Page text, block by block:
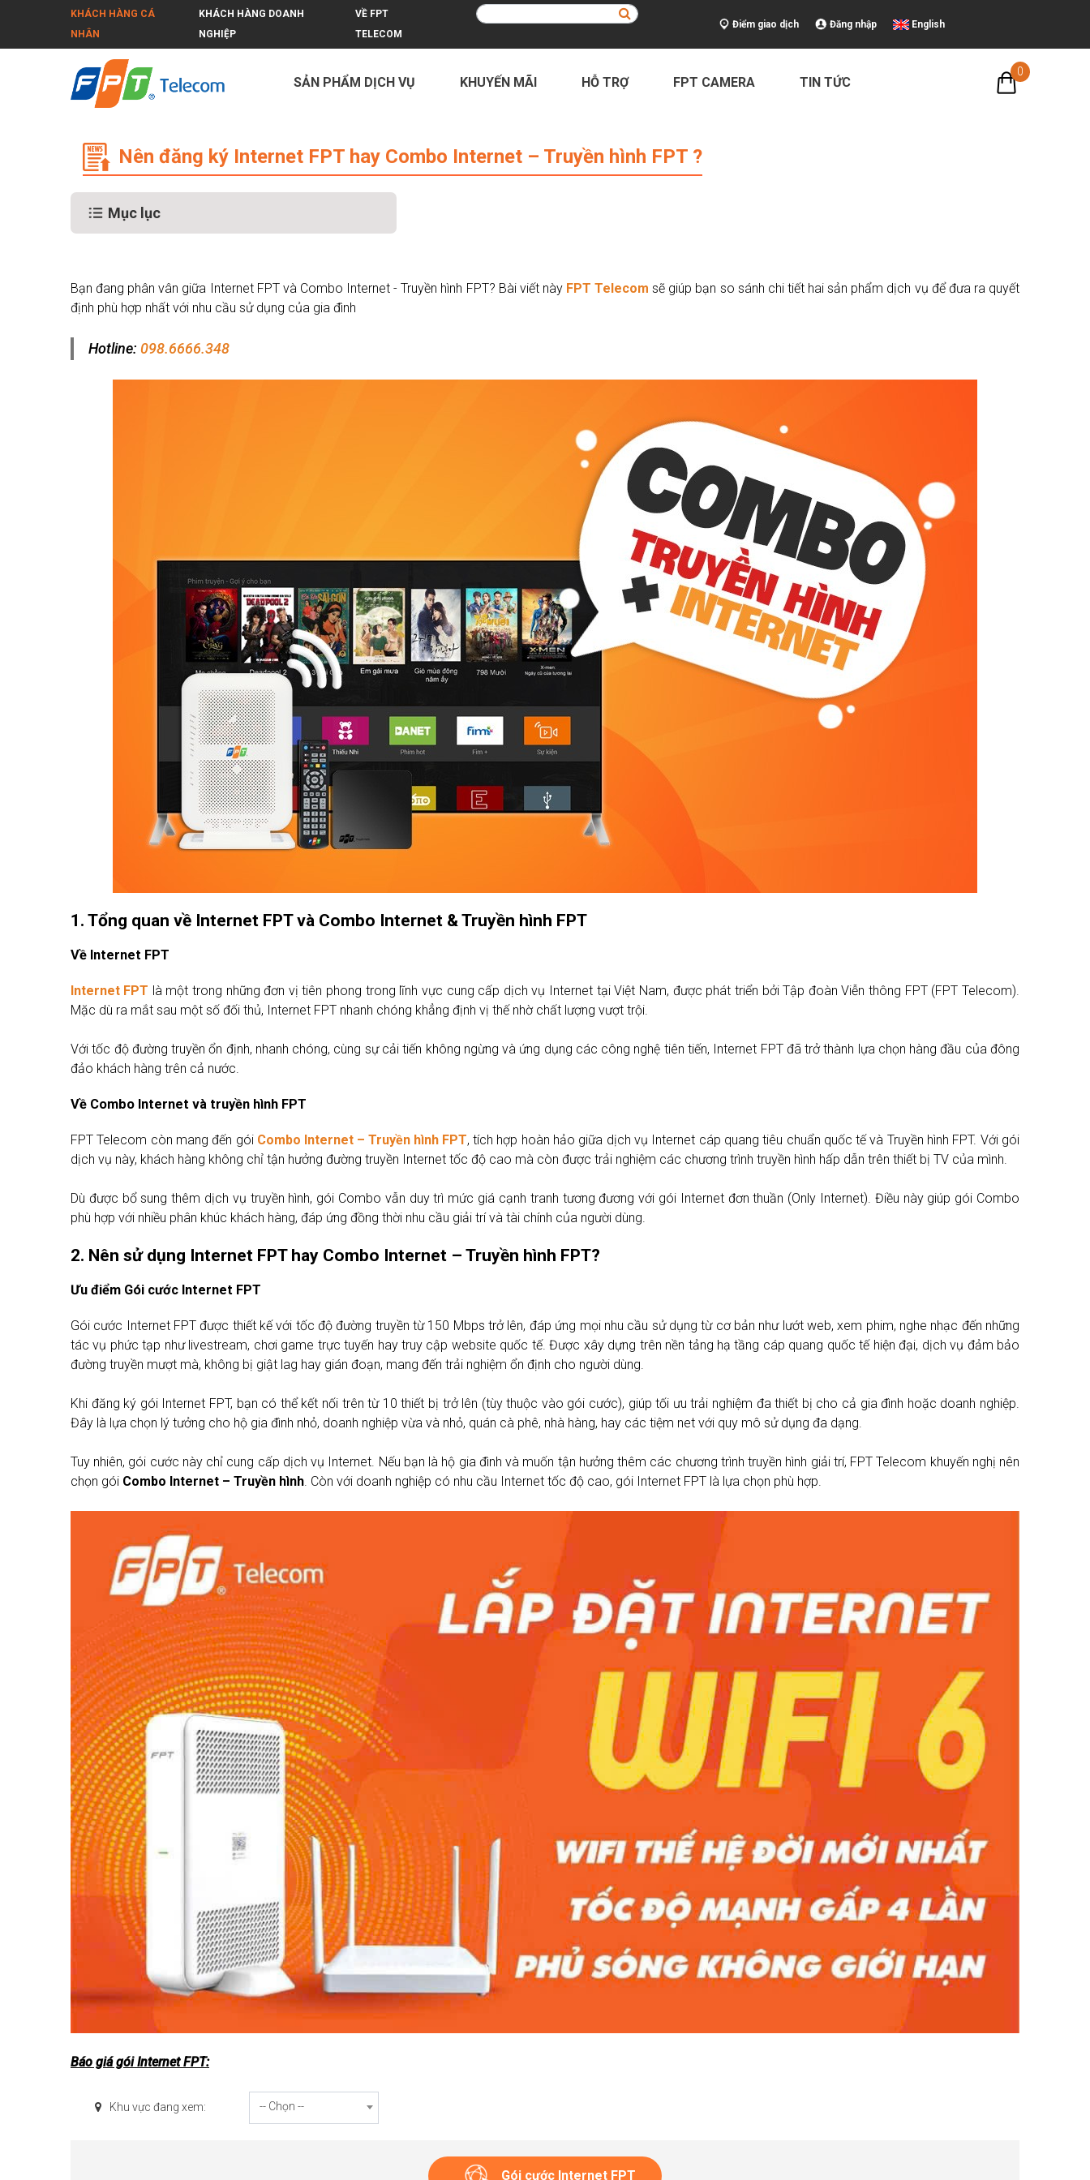
KHÁCH HÀNG CÁ
NHÂN
KHÁCH HÀNG DOANH
NGHIỆP
VỀ FPT
TELECOM
Điểm giao dịch Đăng nhập English
SẢN PHẨM DỊCH VỤ KHUYẾN MÃI HỖ TRỢ FPT CAMERA TIN TỨC
0
Nên đăng ký Internet FPT hay Combo Internet – Truyền hình FPT ?
Mục lục
Bạn đang phân vân giữa Internet FPT và Combo Internet - Truyền hình FPT? Bài viết này FPT Telecom sẽ giúp bạn so sánh chi tiết hai sản phẩm dịch vụ để đưa ra quyết
định phù hợp nhất với nhu cầu sử dụng của gia đình
Hotline: 098.6666.348
1. Tổng quan về Internet FPT và Combo Internet & Truyền hình FPT
Về Internet FPT
Internet FPT là một trong những đơn vị tiên phong trong lĩnh vực cung cấp dịch vụ Internet tại Việt Nam, được phát triển bởi Tập đoàn Viễn thông FPT (FPT Telecom).
Mặc dù ra mắt sau một số đối thủ, Internet FPT nhanh chóng khẳng định vị thế nhờ chất lượng vượt trội.
Với tốc độ đường truyền ổn định, nhanh chóng, cùng sự cải tiến không ngừng và ứng dụng các công nghệ tiên tiến, Internet FPT đã trở thành lựa chọn hàng đầu của đông
đảo khách hàng trên cả nước.
Về Combo Internet và truyền hình FPT
FPT Telecom còn mang đến gói Combo Internet – Truyền hình FPT, tích hợp hoàn hảo giữa dịch vụ Internet cáp quang tiêu chuẩn quốc tế và Truyền hình FPT. Với gói
dịch vụ này, khách hàng không chỉ tận hưởng đường truyền Internet tốc độ cao mà còn được trải nghiệm các chương trình truyền hình hấp dẫn trên thiết bị TV của mình.
Dù được bổ sung thêm dịch vụ truyền hình, gói Combo vẫn duy trì mức giá cạnh tranh tương đương với gói Internet đơn thuần (Only Internet). Điều này giúp gói Combo
phù hợp với nhiều phân khúc khách hàng, đáp ứng đồng thời nhu cầu giải trí và tài chính của người dùng.
2. Nên sử dụng Internet FPT hay Combo Internet – Truyền hình FPT?
Ưu điểm Gói cước Internet FPT
Gói cước Internet FPT được thiết kế với tốc độ đường truyền từ 150 Mbps trở lên, đáp ứng mọi nhu cầu sử dụng từ cơ bản như lướt web, xem phim, nghe nhạc đến những
tác vụ phức tạp như livestream, chơi game trực tuyến hay truy cập website quốc tế. Được xây dựng trên nền tảng hạ tầng cáp quang quốc tế hiện đại, dịch vụ đảm bảo
đường truyền mượt mà, không bị giật lag hay gián đoạn, mang đến trải nghiệm ổn định cho người dùng.
Khi đăng ký gói Internet FPT, bạn có thể kết nối trên từ 10 thiết bị trở lên (tùy thuộc vào gói cước), giúp tối ưu trải nghiệm đa thiết bị cho cả gia đình hoặc doanh nghiệp.
Đây là lựa chọn lý tưởng cho hộ gia đình nhỏ, doanh nghiệp vừa và nhỏ, quán cà phê, nhà hàng, hay các tiệm net với quy mô sử dụng đa dạng.
Tuy nhiên, gói cước này chỉ cung cấp dịch vụ Internet. Nếu bạn là hộ gia đình và muốn tận hưởng thêm các chương trình truyền hình giải trí, FPT Telecom khuyến nghị nên
chọn gói Combo Internet – Truyền hình . Còn với doanh nghiệp có nhu cầu Internet tốc độ cao, gói Internet FPT là lựa chọn phù hợp.
Báo giá gói Internet FPT:
Khu vực đang xem: -- Chọn --
Gói cước Internet FPT